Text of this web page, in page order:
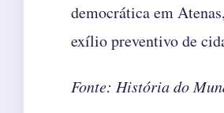
democrática em
exílio preventivo de
Fonte: História do